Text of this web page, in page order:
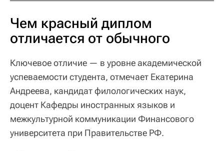
Чем красный диплом
отличается от обычного
Ключевое отличие — в уровне академической
успеваемости студента, отмечает Екатерина
Андреева, кандидат филологических наук,
доцент Кафедры иностранных языков и
межкультурной коммуникации Финансового
университета при Правительстве РФ.